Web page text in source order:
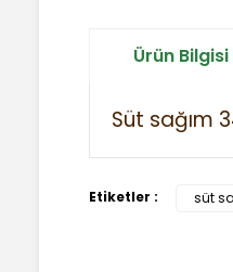
Ürün Bilgisi
Süt sağım
Bu ürünün fiyat
Görüş ve
Etiketler : süt